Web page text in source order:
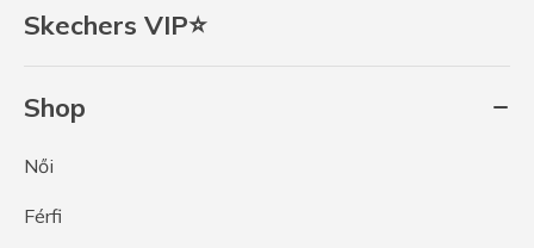
Skechers VIP⭐
Shop
Női
Férfi